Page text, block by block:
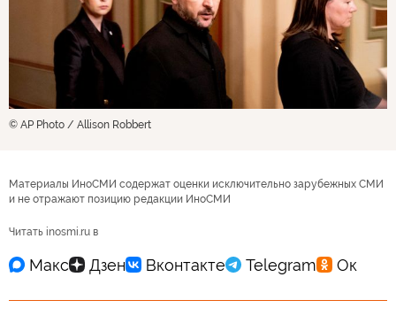
© AP Photo / Allison Robbert
Материалы ИноСМИ содержат оценки исключительно зарубежных СМИ
и не отражают позицию редакции ИноСМИ
Читать inosmi.ru в